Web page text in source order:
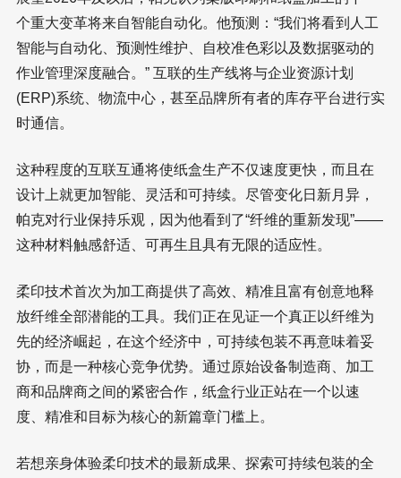
个重大变革将来自智能自动化。他预测：“我们将看到人工
智能与自动化、预测性维护、自校准色彩以及数据驱动的
作业管理深度融合。” 互联的生产线将与企业资源计划
(ERP)系统、物流中心，甚至品牌所有者的库存平台进行实
时通信。
这种程度的互联互通将使纸盒生产不仅速度更快，而且在
设计上就更加智能、灵活和可持续。尽管变化日新月异，
帕克对行业保持乐观，因为他看到了“纤维的重新发现”——
这种材料触感舒适、可再生且具有无限的适应性。
柔印技术首次为加工商提供了高效、精准且富有创意地释
放纤维全部潜能的工具。我们正在见证一个真正以纤维为
先的经济崛起，在这个经济中，可持续包装不再意味着妥
协，而是一种核心竞争优势。通过原始设备制造商、加工
商和品牌商之间的紧密合作，纸盒行业正站在一个以速
度、精准和目标为核心的新篇章门槛上。
若想亲身体验柔印技术的最新成果、探索可持续包装的全